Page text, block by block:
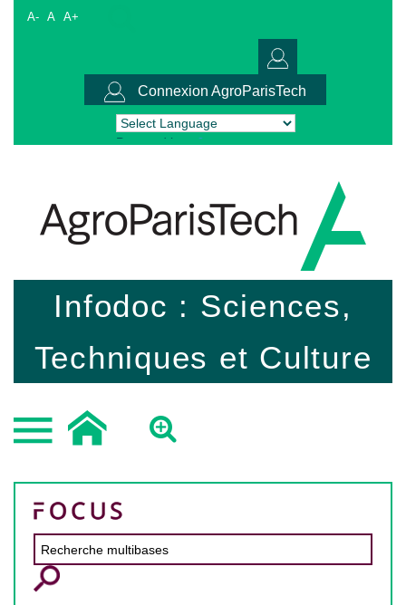
A- A A+
Connexion AgroParisTech
Powered by Translate
Infodoc : Sciences,
Techniques et Culture